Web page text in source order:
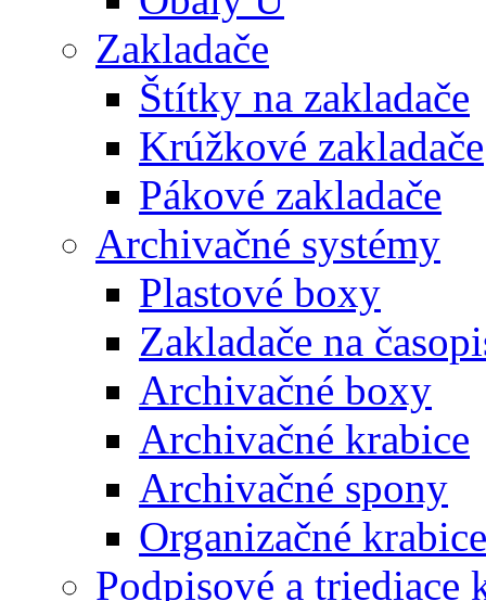
Zakladače
Štítky na zakladače
Krúžkové zakladače
Pákové zakladače
Archivačné systémy
Plastové boxy
Zakladače na
Archivačné boxy
Archivačné krabice
Archivačné spony
Organizačné
Podpisové a triediace